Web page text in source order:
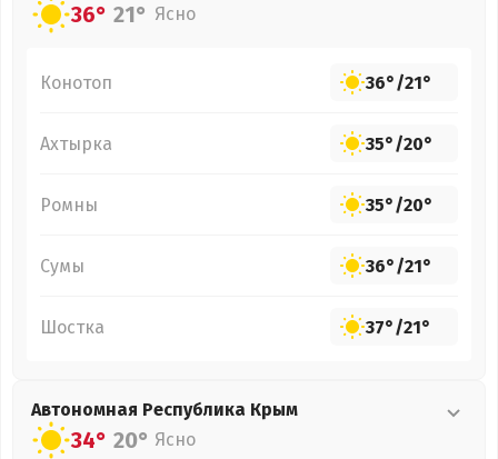
36° 21° Ясно
Конотоп 36°/21°
Ахтырка 35°/20°
Ромны 35°/20°
Сумы 36°/21°
Шостка 37°/21°
Автономная Республика Крым
34° 20° Ясно